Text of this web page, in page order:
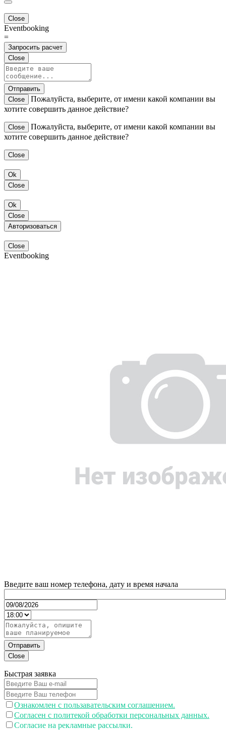
Close
Eventbooking
=
Запросить расчет
Close
Отправить
Close
Пожалуйста, выберите, от имени какой компании вы
хотите совершить данное действие?
Close
Пожалуйста, выберите, от имени какой компании вы
хотите совершить данное действие?
Close
Ok
Close
Ok
Close
Авторизоваться
Close
Eventbooking
Введите ваш номер телефона, дату и время начала
Отправить
Close
Быстрая заявка
Ознакомлен с пользавательским соглашением.
Согласен с политекой обработки персональных данных.
Согласие на рекламные рассылки.